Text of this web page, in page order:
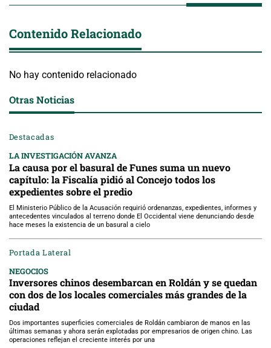
Contenido Relacionado
No hay contenido relacionado
Otras Noticias
Destacadas
LA INVESTIGACIÓN AVANZA
La causa por el basural de Funes suma un nuevo
capítulo: la Fiscalía pidió al Concejo todos los
expedientes sobre el predio
El Ministerio Público de la Acusación requirió ordenanzas, expedientes, informes y
antecedentes vinculados al terreno donde El Occidental viene denunciando desde
hace meses la existencia de un basural a cielo
Portada Lateral
NEGOCIOS
Inversores chinos desembarcan en Roldán y se quedan
con dos de los locales comerciales más grandes de la
ciudad
Dos importantes superficies comerciales de Roldán cambiaron de manos en las
últimas semanas y ahora serán explotadas por empresarios de origen chino. Las
operaciones reflejan el creciente interés por una